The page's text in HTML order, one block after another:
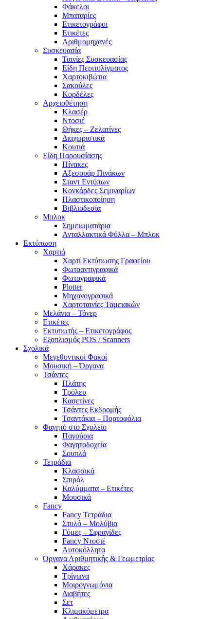
Φάκελοι
Μπαταρίες
Ετικετογράφοι
Ετικέτες
Αριθμομηχανές
Συσκευασία
Ταινίες Συσκευασίας
Είδη Περιτυλίγματος
Χαρτοκιβώτια
Σακούλες
Κορδέλες
Αρχειοθέτηση
Κλασέρ
Ντοσιέ
Θήκες – Ζελατίνες
Διαχωριστικά
Κουτιά
Είδη Παρουσίασης
Πίνακες
Αξεσουάρ Πινάκων
Σταντ Εντύπων
Κονκάρδες Σεμιναρίων
Πλαστικοποίηση
Βιβλιοδεσία
Μπλοκ
Σημειωματάρια
Ανταλλακτικά Φύλλα – Μπλοκ
Εκτύπωση
Χαρτιά
Χαρτί Εκτύπωσης Γραφείου
Φωτοαντιγραφικά
Φωτογραφικά
Plotter
Μηχανογραφικά
Χαρτοταινίες Ταμειακών
Μελάνια – Τόνερ
Ετικέτες
Εκτυπωτής – Ετικετογράφος
Εξοπλισμός POS / Scanners
Σχολικά
Μεγεθυντικοί Φακοί
Μουσική – Όργανα
Τσάντες
Πλάτης
Τρόλευ
Κασετίνες
Τσάντες Εκδρομής
Τσαντάκια – Πορτοφόλια
Φαγητό στο Σχολείο
Παγούρια
Φαγητοδοχεία
Σουπλά
Τετράδια
Κλασσικά
Σπιράλ
Καλύμματα – Ετικέτες
Μουσικά
Fancy
Fancy Τετράδια
Στυλό – Μολύβια
Γόμες – Σφραγίδες
Fancy Ντοσιέ
Αυτοκόλλητα
Όργανα Αριθμητικής & Γεωμετρίας
Χάρακες
Τρίγωνα
Mοιρογνωμόνια
Διαβήτες
Σετ
Κλιμακόμετρα